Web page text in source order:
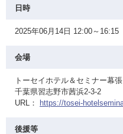
日時
2025年06月14日 12:00～16:15
会場
トーセイホテル＆セミナー幕張
千葉県習志野市茜浜2-3-2
URL：
https://tosei-
後援等